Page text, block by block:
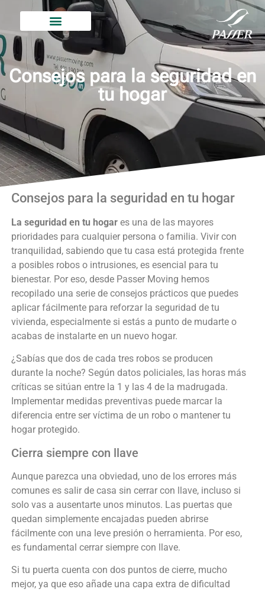
Consejos para la seguridad en
tu hogar
Consejos para la seguridad en tu hogar
La seguridad en tu hogares una de las mayores
prioridades para cualquier persona o familia. Vivir con
tranquilidad, sabiendo que tu casa está protegida frente
a posibles robos o intrusiones, es esencial para tu
bienestar. Por eso, desde Passer Moving hemos
recopilado una serie de consejos prácticos que puedes
aplicar fácilmente para reforzar la seguridad de tu
vivienda, especialmente si estás a punto de mudarte o
acabas de instalarte en un nuevo hogar.
¿Sabías que dos de cada tres robos se producen
durante la noche? Según datos policiales, las horas más
críticas se sitúan entre la 1 y las 4 de la madrugada.
Implementar medidas preventivas puede marcar la
diferencia entre ser víctima de un robo o mantener tu
hogar protegido.
Cierra siempre con llave
Aunque parezca una obviedad, uno de los errores más
comunes es salir de casa sin cerrar con llave, incluso si
solo vas a ausentarte unos minutos. Las puertas que
quedan simplemente encajadas pueden abrirse
fácilmente con una leve presión o herramienta. Por eso,
es fundamental cerrar siempre con llave.
Si tu puerta cuenta con dos puntos de cierre, mucho
mejor, ya que eso añade una capa extra de dificultad